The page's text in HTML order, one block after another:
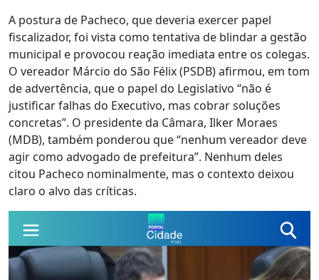
A postura de Pacheco, que deveria exercer papel
fiscalizador, foi vista como tentativa de blindar a gestão
municipal e provocou reação imediata entre os colegas.
O vereador Márcio do São Félix (PSDB) afirmou, em tom
de advertência, que o papel do Legislativo “não é
justificar falhas do Executivo, mas cobrar soluções
concretas”. O presidente da Câmara, Ilker Moraes
(MDB), também ponderou que “nenhum vereador deve
agir como advogado de prefeitura”. Nenhum deles
citou Pacheco nominalmente, mas o contexto deixou
claro o alvo das críticas.